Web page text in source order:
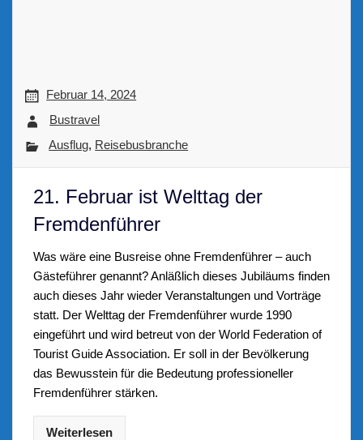
Februar 14, 2024
Bustravel
Ausflug, Reisebusbranche
21. Februar ist Welttag der
Fremdenführer
Was wäre eine Busreise ohne Fremdenführer – auch
Gästeführer genannt? Anläßlich dieses Jubiläums finden
auch dieses Jahr wieder Veranstaltungen und Vorträge
statt. Der Welttag der Fremdenführer wurde 1990
eingeführt und wird betreut von der World Federation of
Tourist Guide Association. Er soll in der Bevölkerung
das Bewusstein für die Bedeutung professioneller
Fremdenführer stärken.
Weiterlesen